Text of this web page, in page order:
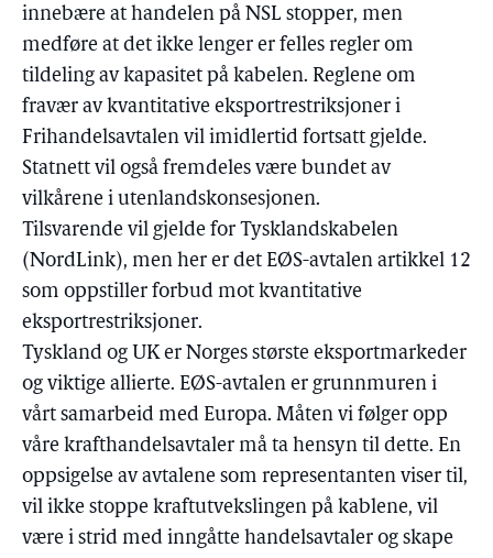
innebære at handelen på NSL stopper, men
medføre at det ikke lenger er felles regler om
tildeling av kapasitet på kabelen. Reglene om
fravær av kvantitative eksportrestriksjoner i
Frihandelsavtalen vil imidlertid fortsatt gjelde.
Statnett vil også fremdeles være bundet av
vilkårene i utenlandskonsesjonen.
Tilsvarende vil gjelde for Tysklandskabelen
(NordLink), men her er det EØS-avtalen artikkel 12
som oppstiller forbud mot kvantitative
eksportrestriksjoner.
Tyskland og UK er Norges største eksportmarkeder
og viktige allierte. EØS-avtalen er grunnmuren i
vårt samarbeid med Europa. Måten vi følger opp
våre krafthandelsavtaler må ta hensyn til dette. En
oppsigelse av avtalene som representanten viser til,
vil ikke stoppe kraftutvekslingen på kablene, vil
være i strid med inngåtte handelsavtaler og skape